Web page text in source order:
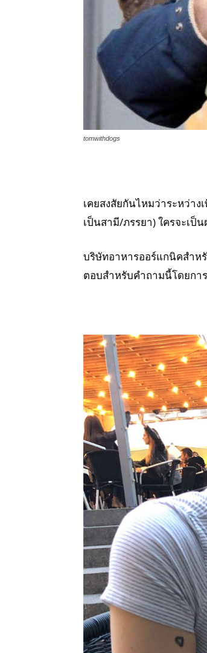
tomwithdogs
เคยสงสัยกันไหมว่าระหว่า
เป็นสามี/ภรรยา) ใครจะเ
บริษัทอาหารออร์แกนิคสำห
ตอบสำหรับคำถามนี้โดยก